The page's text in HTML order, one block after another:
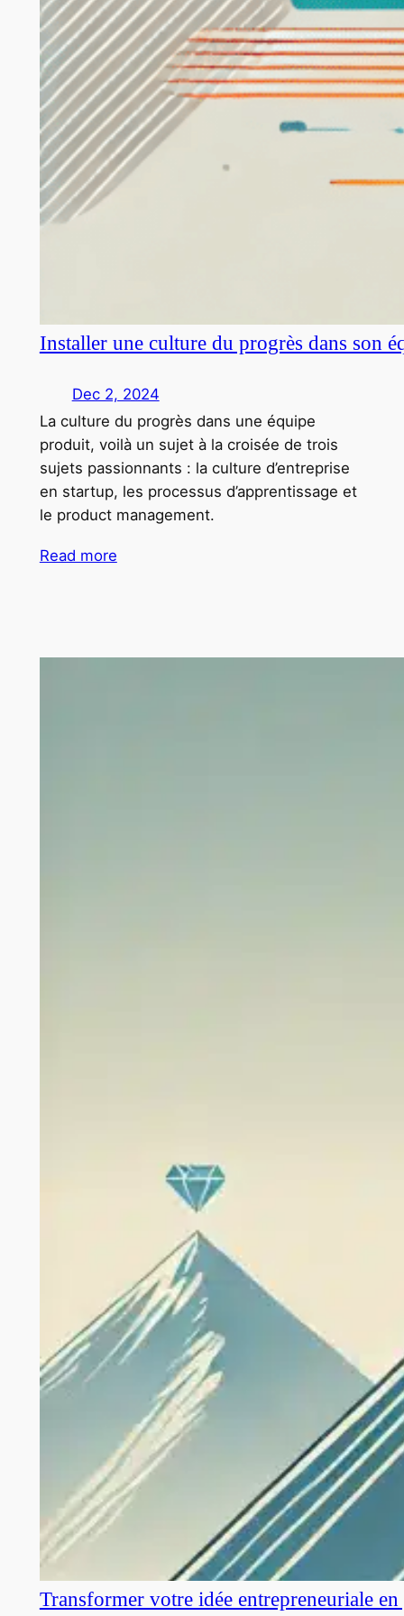
Installer une culture du progrès dans son
Dec 2, 2024
La culture du progrès dans une équipe
produit, voilà un sujet à la croisée de trois
sujets passionnants : la culture d’entreprise
en startup, les processus d’apprentissage et
le product management.
Read more
Transformer votre idée entrepreneuriale